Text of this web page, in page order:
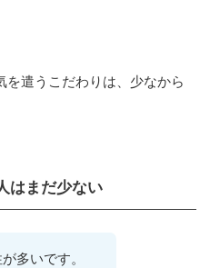
を遣うこだわりは、少なから
はまだ少ない
多いです。